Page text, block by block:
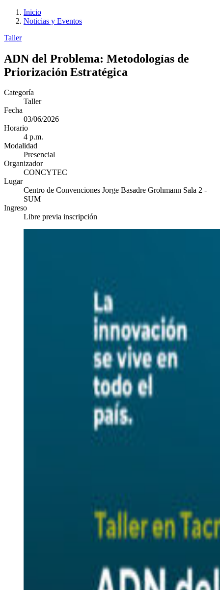
Inicio
Noticias y Eventos
Taller
ADN del Problema: Metodologías de
Priorización Estratégica
Categoría
Taller
Fecha
03/06/2026
Horario
4 p.m.
Modalidad
Presencial
Organizador
CONCYTEC
Lugar
Centro de Convenciones Jorge Basadre Grohmann Sala 2 -
SUM
Ingreso
Libre previa inscripción